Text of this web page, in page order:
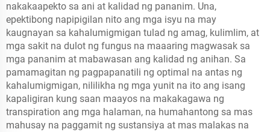
nakakaapekto sa ani at kalidad ng pananim. Una,
epektibong napipigilan nito ang mga isyu na may
kaugnayan sa kahalumigmigan tulad ng amag, kulimlim, at
mga sakit na dulot ng fungus na maaaring magwasak sa
mga pananim at mabawasan ang kalidad ng anihan. Sa
pamamagitan ng pagpapanatili ng optimal na antas ng
kahalumigmigan, nililikha ng mga yunit na ito ang isang
kapaligiran kung saan maayos na makakagawa ng
transpiration ang mga halaman, na humahantong sa mas
mahusay na paggamit ng sustansiya at mas malakas na